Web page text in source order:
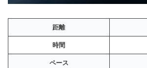
距離
時間
ペース